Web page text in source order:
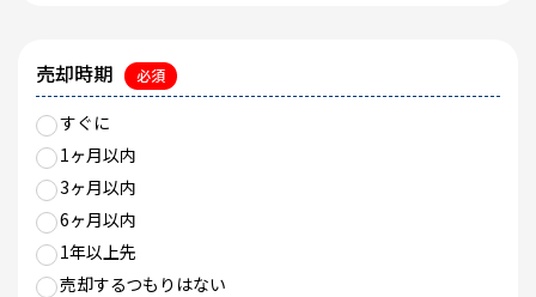
売却時期 必須
すぐに
1ヶ月以内
3ヶ月以内
6ヶ月以内
1年以上先
売却するつもりはない